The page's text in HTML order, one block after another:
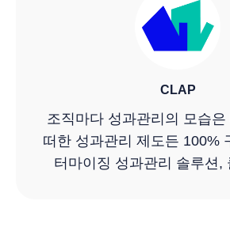
CLAP
조직마다 성과관리의 모습은
떠한 성과관리 제도든 100%
터마이징 성과관리 솔루션,